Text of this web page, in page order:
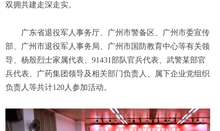
双拥共建走深走实。
广东省退役军人事务厅、广州市警备区、广州市委宣传
部、广州市退役军人事务局、广州市国防教育中心等有关领
导、杨殷烈士家属代表、91431部队官兵代表、武警某部官
兵代表、广药集团领导及相关部门负责人、属下企业党组织
负责人等共计120人参加活动。